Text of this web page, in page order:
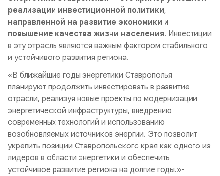
реализации инвестиционной политики,
направленной на развитие экономики и
повышение качества жизни населения. Инвестиции
в эту отрасль являются важным фактором стабильного
и устойчивого развития региона.
«В ближайшие годы энергетики Ставрополья
планируют продолжить инвестировать в развитие
отрасли, реализуя новые проекты по модернизации
энергетической инфраструктуры, внедрению
современных технологий и использованию
возобновляемых источников энергии. Это позволит
укрепить позиции Ставропольского края как одного из
лидеров в области энергетики и обеспечить
устойчивое развитие региона на долгие годы.»-